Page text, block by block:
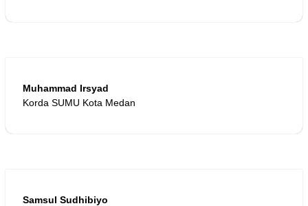
Muhammad Irsyad
Korda SUMU Kota Medan
Samsul Sudhibiyo